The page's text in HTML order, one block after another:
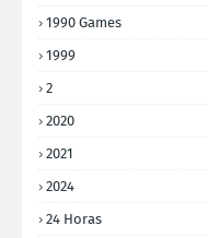
1990 Games
1999
2
2020
2021
2024
24 Horas